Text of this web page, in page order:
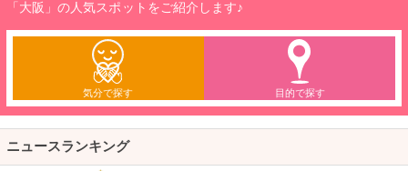
「大阪」の人気スポットをご紹介します♪
気分で探す 目的で探す
ニュースランキング